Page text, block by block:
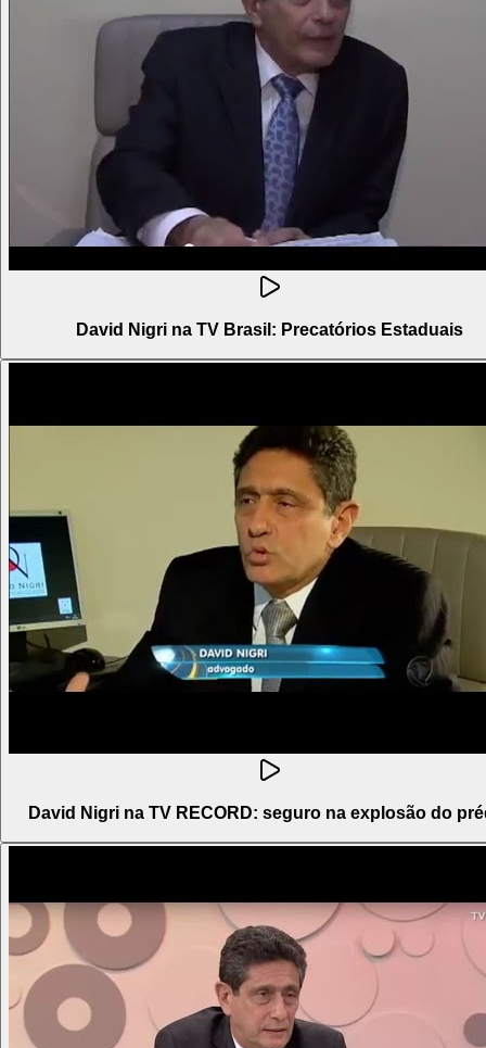
David Nigri na TV Brasil: Precatórios Estaduais
David Nigri na TV RECORD: seguro na explosão do